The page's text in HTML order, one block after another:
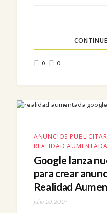
0 0
ANUNCIOS
REALIDAD AUMENTADA
Google lanza
para crear
Realidad
julio 10, 2019